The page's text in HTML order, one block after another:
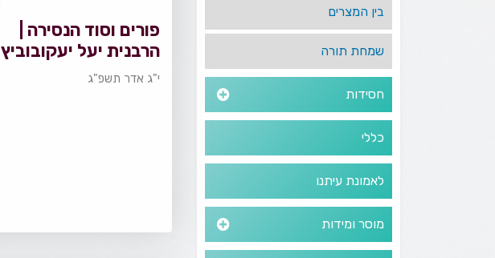
בין המצרים
שמחת תורה
חסידות
כללי
לאמונת עיתנו
מוסר ומידות
פורים וסוד הנסירה |
הרבנית יעל יעקובוביץ
י"ג אדר תשפ"ג